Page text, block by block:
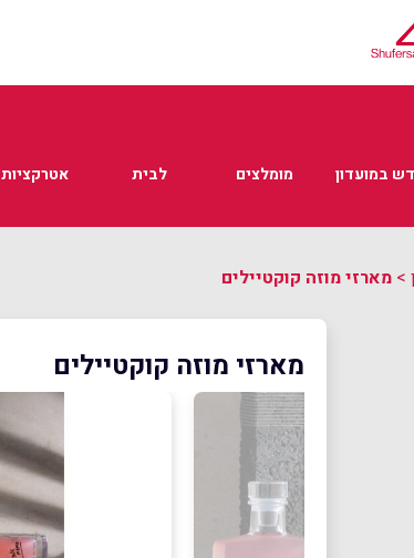
במועדון מומלצים לבית אטרקציות
> מארזי מוזה קוקטיילים
מארזי מוזה קוקטיילים